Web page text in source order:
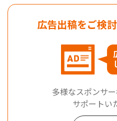
広告出稿をご検
多様なスポンサ
サポートい